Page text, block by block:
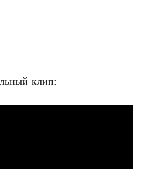
клип: